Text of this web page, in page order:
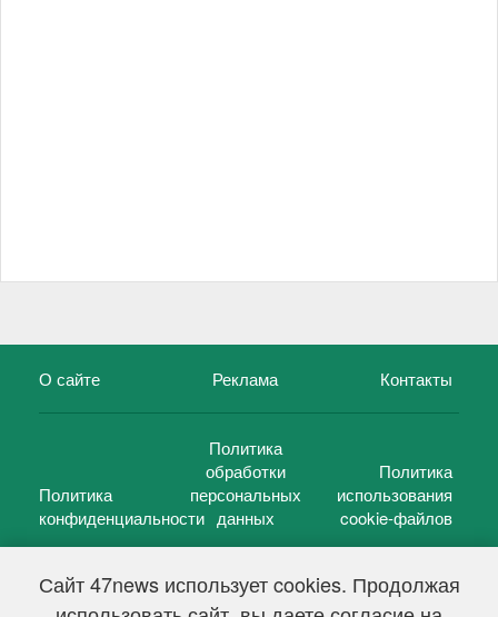
Сайт 47news использует cookies. Продолжая
О сайте Реклама Контакты
Политика
конфиденциальности
Политика
обработки
персональных
данных
Политика
использования
cookie-файлов